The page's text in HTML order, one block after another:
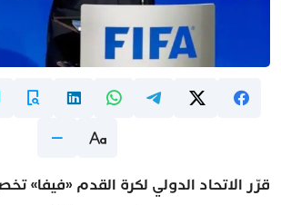
قرّر الاتحاد الدولي لكرة القدم «فيفا»